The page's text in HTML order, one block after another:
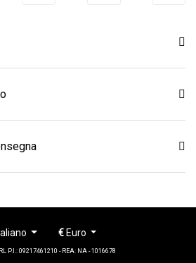
€Euro
P.I.: 09217461210 - REA: NA - 1016678